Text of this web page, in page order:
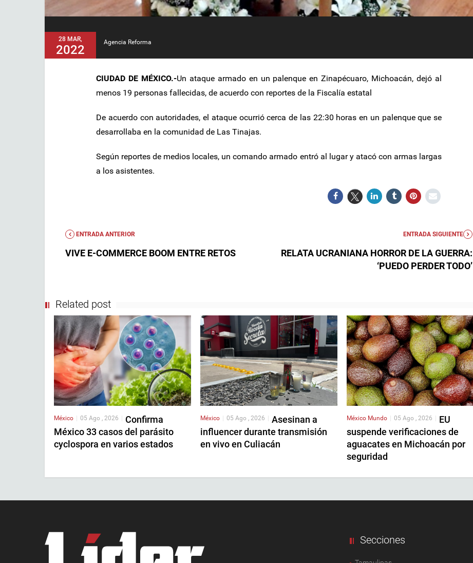
28 MAR,
2022
Agencia Reforma
CIUDAD DE MÉXICO.-Un ataque armado en un palenque en Zinapécuaro, Michoacán, dejó al
menos 19 personas fallecidas, de acuerdo con reportes de la Fiscalía estatal
De acuerdo con autoridades, el ataque ocurrió cerca de las 22:30 horas en un palenque que se
desarrollaba en la comunidad de Las Tinajas.
Según reportes de medios locales, un comando armado entró al lugar y atacó con armas largas
a los asistentes.
ENTRADA ANTERIOR
VIVE E-COMMERCE BOOM ENTRE RETOS
ENTRADA SIGUIENTE
RELATA UCRANIANA HORROR DE LA GUERRA:
‘PUEDO PERDER TODO’
Related post
México | 05 Ago , 2026 | Confirma
México 33 casos del parásito
cyclospora en varios estados
México | 05 Ago , 2026 | Asesinan a
influencer durante transmisión
en vivo en Culiacán
México Mundo | 05 Ago , 2026 | EU
suspende verificaciones de
aguacates en Michoacán por
seguridad
Secciones